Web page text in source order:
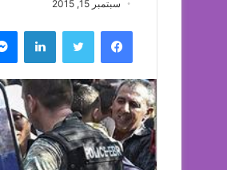
سبتمبر 15, 2015
فيسبوك تويتر